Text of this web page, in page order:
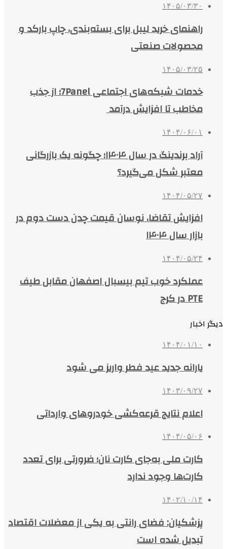
۱۴۰۵/۰۳/۳۰
راهنمای خرید لیبل برای بسته‌بندی، چاپ بارکد و
محصولات صنعتی
۱۴۰۵/۰۳/۲۵
خدمات شبکه‌های اجتماعی 7Panel؛ از جذب
مخاطب تا افزایش درآمد
۱۴۰۴/۰۶/۰۱
آراد برندینگ در سال ۱۴۰۴؛ چگونه یک بازرگانی
معتبر شکل می‌گیرد؟
۱۴۰۴/۰۵/۲۷
افزایش تقاضا، نوسان قیمت چدن دست دوم در
بازار سال ۱۴۰۴
۱۴۰۴/۰۵/۲۴
عملکرد خوب تیم بیسبال اصفهان مقابل طیف
PTE در کرج
دیگر اخبار
۱۴۰۴/۰۱/۱۰
یارانه جدید عید فطر واریز می شود
۱۴۰۳/۰۹/۲۷
اعلام نتایج قرعه‌کشی خودروهای وارداتی
۱۴۰۴/۰۵/۰۶
کارت ملی به‌جای کارت نان؛ ضرورتی برای تعدد
کارت‌ها وجود ندارد
۱۴۰۲/۱۰/۱۴
پزشکیان: فضای رانتی به یکی از معضلات اقتصاد
تبدیل شده است